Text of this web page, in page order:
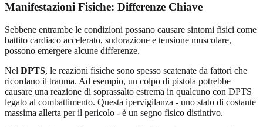
Manifestazioni Fisiche: Differenze Chiave
Sebbene entrambe le condizioni possano causare sintomi fisici come
battito cardiaco accelerato, sudorazione e tensione muscolare,
possono emergere alcune differenze.
Nel DPTS, le reazioni fisiche sono spesso scatenate da fattori che
ricordano il trauma. Ad esempio, un colpo di pistola potrebbe
causare una reazione di soprassalto estrema in qualcuno con DPTS
legato al combattimento. Questa ipervigilanza - uno stato di costante
massima allerta per il pericolo - è un segno fisico distintivo.